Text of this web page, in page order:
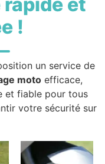
!
un service de
motoefficace,
et fiable pour tous
votre sécurité sur